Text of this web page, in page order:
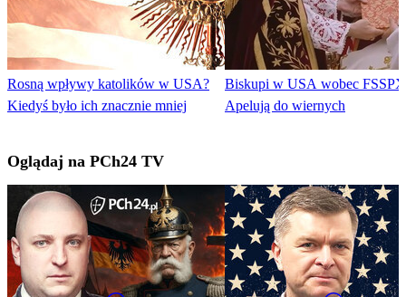
Rosną wpływy katolików w USA?
Kiedyś było ich znacznie mniej
Biskupi w USA wobec
Apelują do wiernych
Oglądaj na PCh24 TV